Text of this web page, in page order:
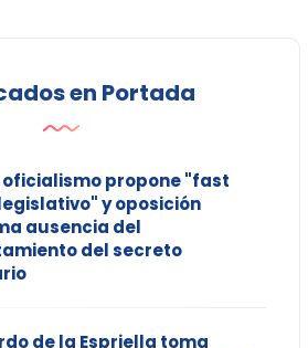
en Portada
oficialismo propone "fast
y oposición
ausencia del
del secreto
de la Espriella toma